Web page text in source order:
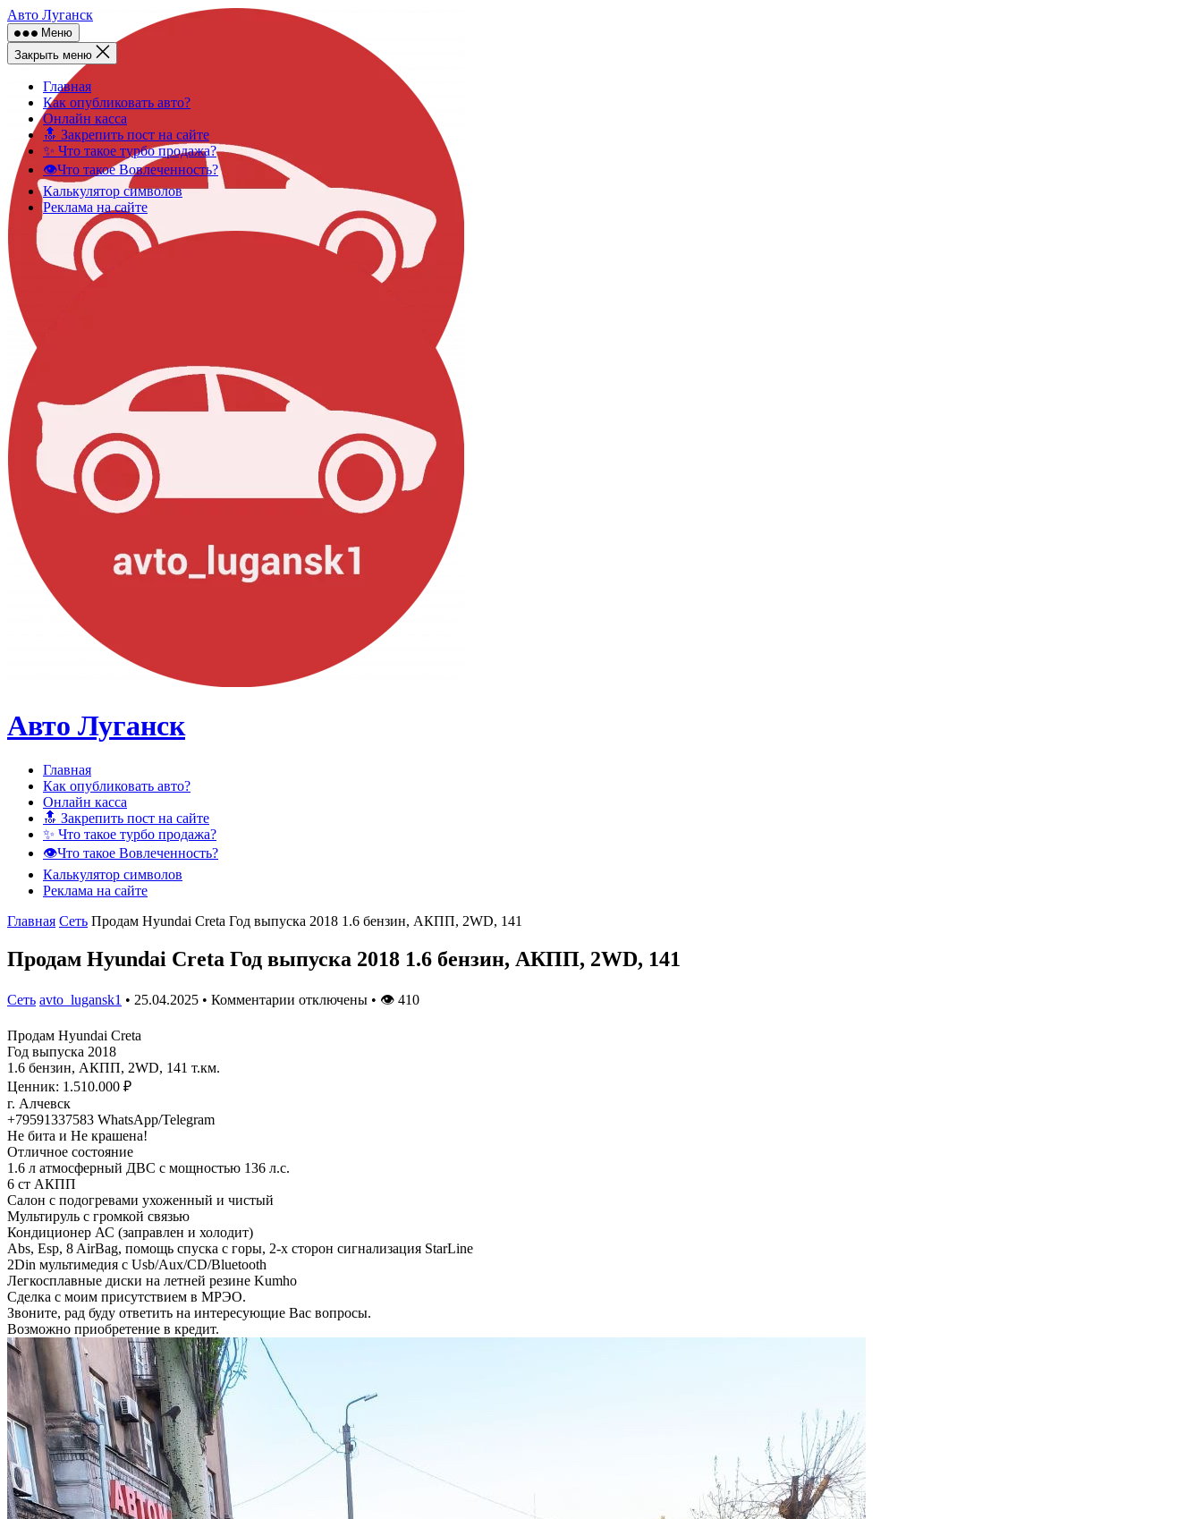
Skip
to
content
Авто Луганск
Меню
Закрыть меню
Главная
Как опубликовать авто?
Онлайн касса
🔝 Закрепить пост на сайте
✨ Что такое турбо продажа?
👁️Что такое Вовлеченность?
Калькулятор символов
Реклама на сайте
Авто Луганск
Главная
Как опубликовать авто?
Онлайн касса
🔝 Закрепить пост на сайте
✨ Что такое турбо продажа?
👁️Что такое Вовлеченность?
Калькулятор символов
Реклама на сайте
Главная Сеть Продам Hyundai Creta Год выпуска 2018 1.6 бензин, АКПП, 2WD, 141
Продам Hyundai Creta Год выпуска 2018 1.6 бензин, АКПП, 2WD, 141
Сеть avto_lugansk1 • 25.04.2025 • Комментарии отключены • 👁 410
Продам Hyundai Creta
Год выпуска 2018
1.6 бензин, АКПП, 2WD, 141 т.км.
Ценник: 1.510.000 ₽
г. Алчевск
+79591337583 WhatsApp/Telegram
Не бита и Не крашена!
Отличное состояние
1.6 л атмосферный ДВС с мощностью 136 л.с.
6 ст АКПП
Салон с подогревами ухоженный и чистый
Мультируль с громкой связью
Кондиционер АС (заправлен и холодит)
Abs, Esp, 8 AirBag, помощь спуска с горы, 2-х сторон сигнализация StarLine
2Din мультимедия с Usb/Aux/CD/Bluetooth
Легкосплавные диски на летней резине Kumho
Сделка с моим присутствием в МРЭО.
Звоните, рад буду ответить на интересующие Вас вопросы.
Возможно приобретение в кредит.